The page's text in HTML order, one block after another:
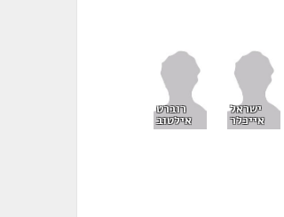
ישראל
אייכלר
רוברט
אילטוב